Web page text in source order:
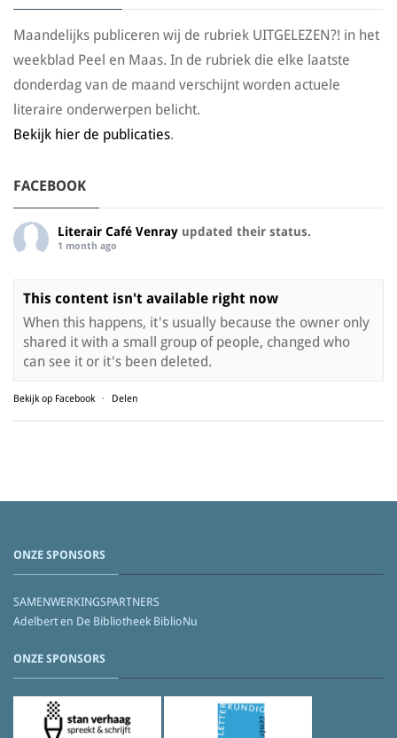
Maandelijks publiceren wij de rubriek UITGELEZEN?! in het
weekblad Peel en Maas. In de rubriek die elke laatste
donderdag van de maand verschijnt worden actuele
literaire onderwerpen belicht.
Bekijk hier de publicaties.
FACEBOOK
Literair Café Venray updated their status.
1 month ago
This content isn't available right now
When this happens, it's usually because the owner only
shared it with a small group of people, changed who
can see it or it's been deleted.
Bekijk op Facebook · Delen
ONZE SPONSORS
SAMENWERKINGSPARTNERS
Adelbert en De Bibliotheek BiblioNu
ONZE SPONSORS